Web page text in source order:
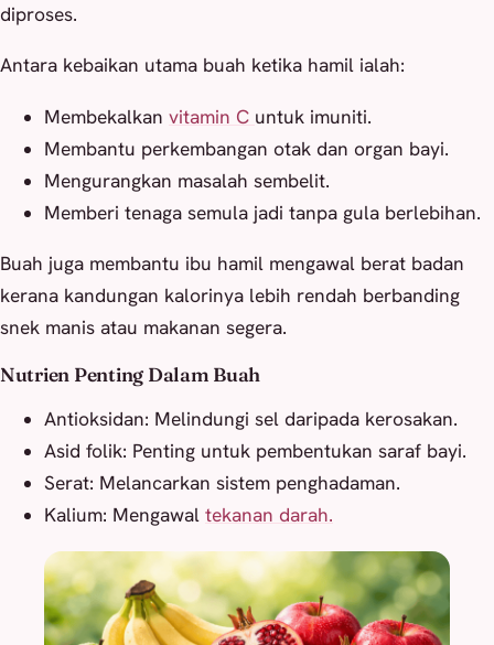
diproses.
Antara kebaikan utama buah ketika hamil ialah:
Membekalkan vitamin C untuk imuniti.
Membantu perkembangan otak dan organ bayi.
Mengurangkan masalah sembelit.
Memberi tenaga semula jadi tanpa gula berlebihan.
Buah juga membantu ibu hamil mengawal berat badan
kerana kandungan kalorinya lebih rendah berbanding
snek manis atau makanan segera.
Nutrien Penting Dalam Buah
Antioksidan: Melindungi sel daripada kerosakan.
Asid folik: Penting untuk pembentukan saraf bayi.
Serat: Melancarkan sistem penghadaman.
Kalium: Mengawal tekanan darah.